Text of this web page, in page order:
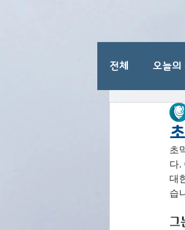
전체 오늘의
이스라엘
초
다.
대
습
그